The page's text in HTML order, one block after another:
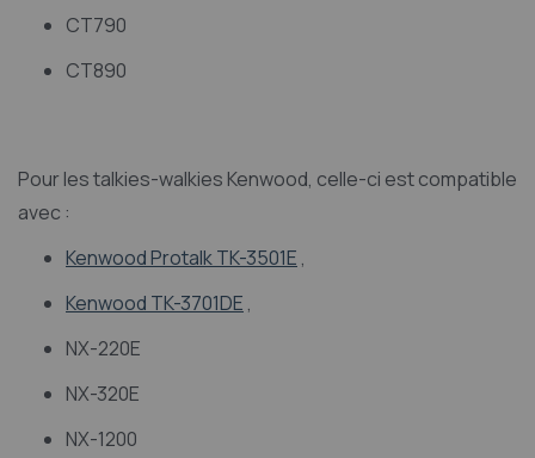
CT790
CT890
Pour les talkies-walkies Kenwood, celle-ci est compatible
avec :
Kenwood Protalk TK-3501E ,
Kenwood TK-3701DE ,
NX-220E
NX-320E
NX-1200